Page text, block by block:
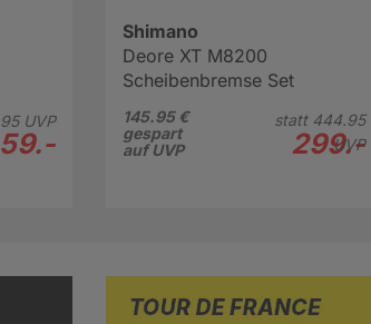
95UVP
59.-
Shimano
Deore XT M8200
Scheibenbremse Set
145.95 €
gespart
auf UVP
statt 444.95
UVP
299.-